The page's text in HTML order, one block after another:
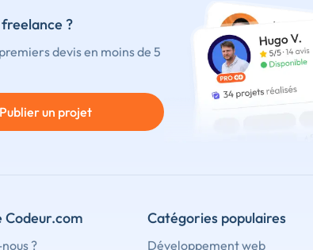
?
devis en moins de 5
Publier un projet
Codeur.com
?
Catégories populaires
Développement web